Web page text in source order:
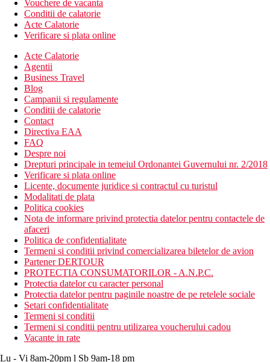
Vouchere de vacanta
Conditii de calatorie
Acte Calatorie
Verificare si plata online
Acte Calatorie
Agentii
Business Travel
Blog
Campanii si regulamente
Conditii de calatorie
Contact
Directiva EAA
FAQ
Despre noi
Drepturi principale in temeiul Ordonantei Guvernului nr. 2/2018
Verificare si plata online
Licente, documente juridice si contractul cu turistul
Modalitati de plata
Politica cookies
Nota de informare privind protectia datelor pentru contactele de
afaceri
Politica de confidentialitate
Termeni si conditii privind comercializarea biletelor de avion
Partener DERTOUR
PROTECTIA CONSUMATORILOR - A.N.P.C.
Protectia datelor cu caracter personal
Protectia datelor pentru paginile noastre de pe retelele sociale
Setari confidentialitate
Termeni si conditii
Termeni si conditii pentru utilizarea voucherului cadou
Vacante in rate
Lu - Vi 8am-20pm l Sb 9am-18 pm